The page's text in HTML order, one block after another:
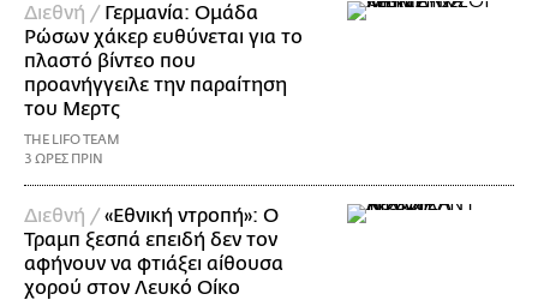
Διεθνή / Γερμανία: Ομάδα
Ρώσων χάκερ ευθύνεται για το
πλαστό βίντεο που
προανήγγειλε την παραίτηση
του Μερτς
THE LIFO TEAM
3 ΩΡΕΣ ΠΡΙΝ
Διεθνή /«Εθνική ντροπή»: Ο
Τραμπ ξεσπά επειδή δεν τον
αφήνουν να φτιάξει αίθουσα
χορού στον Λευκό Οίκο